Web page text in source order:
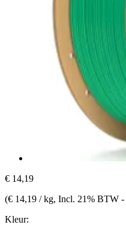
€ 14,19
(€ 14,19 / kg, Incl. 21% BTW -
Kleur: